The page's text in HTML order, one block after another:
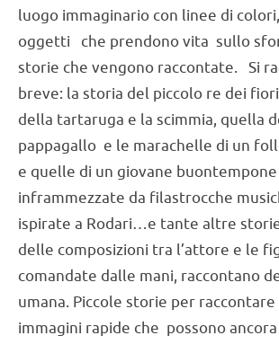
E’ uno spettacolo che può essere
un’espressione cara a Rodari, un’ “
favole”. L’attore-animatore utilizza
teatro di figura, burattini,sagome,
per narrare mondi fantastici. Non ci
perché l’animazione è lasciata a
scenico di storia in storia si trasforma
luogo immaginario con linee di
oggetti che prendono vita sullo
storie che vengono raccontate. Si